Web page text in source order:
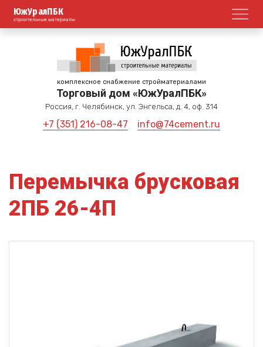
ЮжУралПБК
строительные материалы
комплексное снабжение стройматериалами
Торговый дом «ЮжУралПБК»
Россия, г. Челябинск, ул. Энгельса, д. 4, оф. 314
+7 (351) 216-08-47 info@74cement.ru
Перемычка брусковая
2ПБ 26-4П